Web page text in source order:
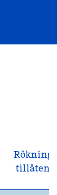
Rökning
tillåten